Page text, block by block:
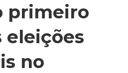
primeiro
eleições
no